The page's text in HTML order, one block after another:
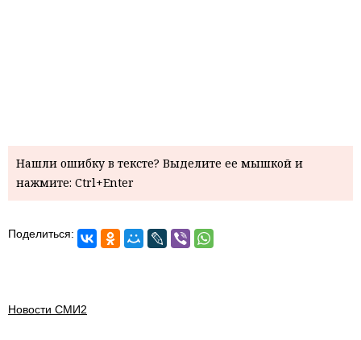
Нашли ошибку в тексте? Выделите ее мышкой и
нажмите: Ctrl+Enter
Поделиться:
Новости СМИ2